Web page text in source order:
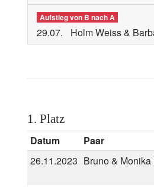
Aufstieg von B nach A
29.07. Holm Weiss &
1. Platz
Datum
Paar
26.11.2023 Bruno & Monika